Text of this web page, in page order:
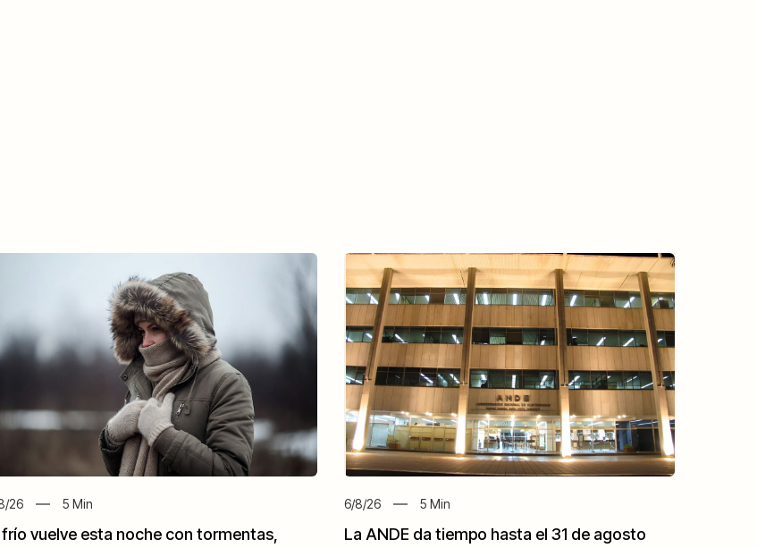
26 5 Min
frío vuelve esta noche con tormentas,
6/8/26 5 Min
La ANDE da tiempo hasta el 31 de agosto